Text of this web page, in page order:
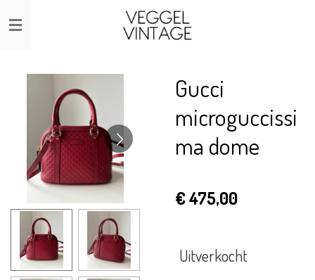
Ga
direct
hoofdinhoud
Gucci
microguccissi
ma dome
€ 475,00
Uitverkocht